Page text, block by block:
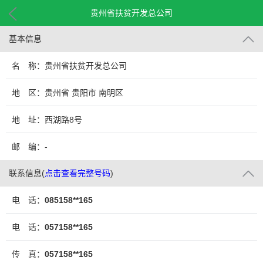
贵州省扶贫开发总公司
基本信息
名 称：贵州省扶贫开发总公司
地 区：贵州省 贵阳市 南明区
地 址：西湖路8号
邮 编：-
联系信息(点击查看完整号码)
电 话： 085158**165
电 话： 057158**165
传 真： 057158**165